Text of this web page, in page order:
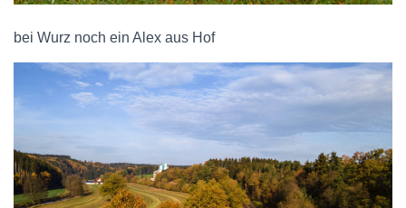
bei Wurz noch ein Alex aus Hof